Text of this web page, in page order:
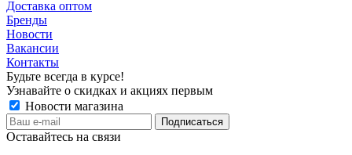
Доставка оптом
Бренды
Новости
Вакансии
Контакты
Будьте всегда в курсе!
Узнавайте о скидках и акциях первым
Новости магазина
Оставайтесь на связи